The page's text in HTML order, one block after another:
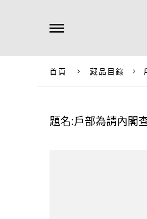
首頁 藏品目錄
題名:戶部為請內閣